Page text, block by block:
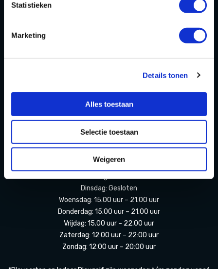
Statistieken
Marketing
Details tonen
Alles toestaan
Selectie toestaan
Weigeren
Partners Playdôme Roosendaal
OPENINGSTIJDEN
Openingstijden zomervakantie
Dinsdag: Gesloten
Woensdag: 15.00 uur – 21.00 uur
Donderdag: 15.00 uur – 21.00 uur
Vrijdag: 15.00 uur – 22.00 uur
Zaterdag: 12:00 uur – 22:00 uur
Zondag: 12:00 uur – 20:00 uur